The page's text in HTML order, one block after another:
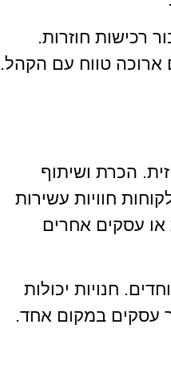
רכישות חוזרות.
ארוכה טווח עם הקהל.
הכרת ושיתוף
חוויות עשירות
או עסקים אחרים
חנויות יכולות
עסקים במקום אחד.